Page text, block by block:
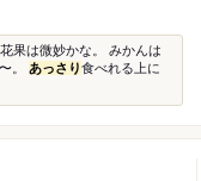
果は微妙かな。 みかんは
。 あっさり食べれる上に